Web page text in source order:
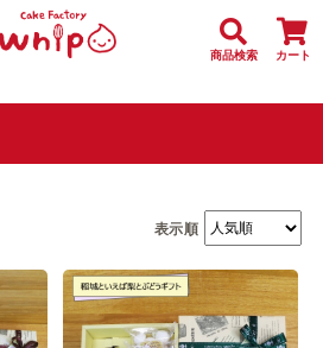
商品検索 カート
表示順